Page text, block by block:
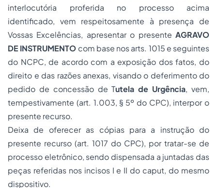
interlocutória proferida no processo acima
identificado, vem respeitosamente à presença de
Vossas Excelências, apresentar o presente AGRAVO
DE INSTRUMENTO com base nos arts. 1015 e seguintes
do NCPC, de acordo com a exposição dos fatos, do
direito e das razões anexas, visando o deferimento do
pedido de concessão de Tutela de Urgência, vem,
tempestivamente (art. 1.003, § 5º do CPC), interpor o
presente recurso.
Deixa de oferecer as cópias para a instrução do
presente recurso (art. 1017 do CPC), por tratar-se de
processo eletrônico, sendo dispensada a juntadas das
peças referidas nos incisos I e II do caput, do mesmo
dispositivo.